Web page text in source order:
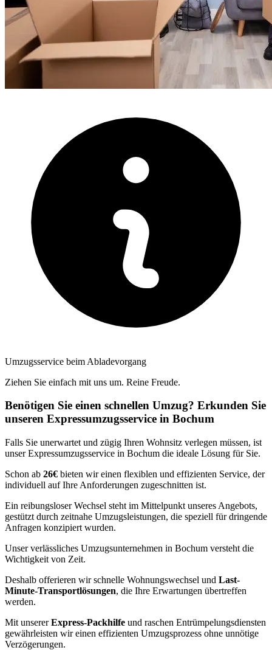
Umzugsservice beim Abladevorgang
Ziehen Sie einfach mit uns um. Reine Freude.
Benötigen Sie einen schnellen Umzug? Erkunden Sie
unseren Expressumzugsservice in Bochum
Falls Sie unerwartet und zügig Ihren Wohnsitz verlegen müssen, ist
unser Expressumzugsservice in Bochum die ideale Lösung für Sie.
Schon ab 26€ bieten wir einen flexiblen und effizienten Service, der
individuell auf Ihre Anforderungen zugeschnitten ist.
Ein reibungsloser Wechsel steht im Mittelpunkt unseres Angebots,
gestützt durch zeitnahe Umzugsleistungen, die speziell für dringende
Anfragen konzipiert wurden.
Unser verlässliches Umzugsunternehmen in Bochum versteht die
Wichtigkeit von Zeit.
Deshalb offerieren wir schnelle Wohnungswechsel und Last-
Minute-Transportlösungen, die Ihre Erwartungen übertreffen
werden.
Mit unsererExpress-Packhilfe und raschen Entrümpelungsdiensten
gewährleisten wir einen effizienten Umzugsprozess ohne unnötige
Verzögerungen.